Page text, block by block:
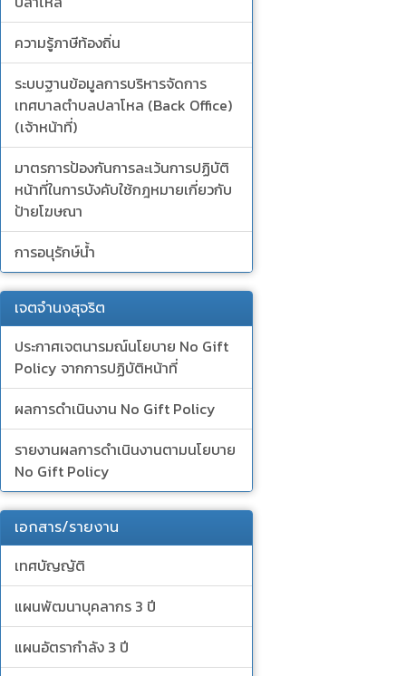
ความรู้ภาษีท้องถิ่น
ระบบฐานข้อมูลการบริหารจัดการ
เทศบาลตำบลปลาโหล (Back Office)
(เจ้าหน้าที่)
มาตรการป้องกันการละเว้นการปฏิบัติ
หน้าที่ในการบังคับใช้กฎหมายเกี่ยวกับ
ป้ายโฆษณา
การอนุรักษ์น้ำ
เจตจำนงสุจริต
ประกาศเจตนารมณ์นโยบาย No Gift
Policy จากการปฏิบัติหน้าที่
ผลการดำเนินงาน No Gift Policy
รายงานผลการดำเนินงานตามนโยบาย
No Gift Policy
เอกสาร/รายงาน
เทศบัญญัติ
แผนพัฒนาบุคลากร 3 ปี
แผนอัตรากำลัง 3 ปี